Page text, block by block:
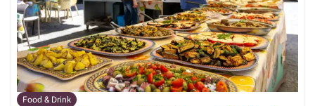
Food & Drink